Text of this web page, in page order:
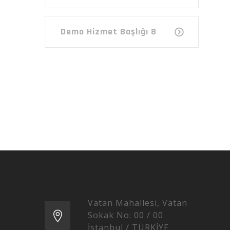
Demo Hizmet Başlığı 8
Vatan Mahallesi, Vatan
Sokak No: 00 / 00
İstanbul / TÜRKİYE